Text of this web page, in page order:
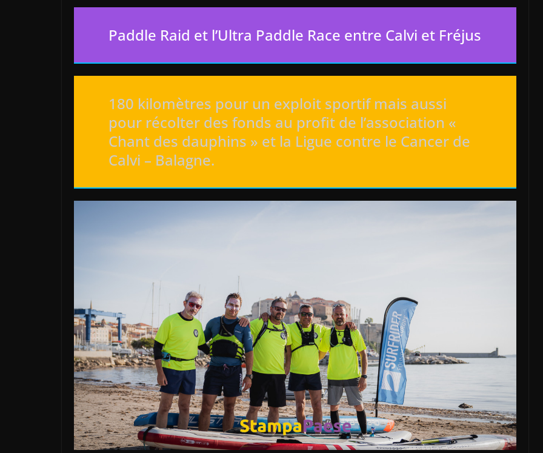
Paddle Raid et l’Ultra Paddle Race entre Calvi et Fréjus
180 kilomètres pour un exploit sportif mais aussi
pour récolter des fonds au profit de l’association «
Chant des dauphins » et la Ligue contre le Cancer de
Calvi – Balagne.